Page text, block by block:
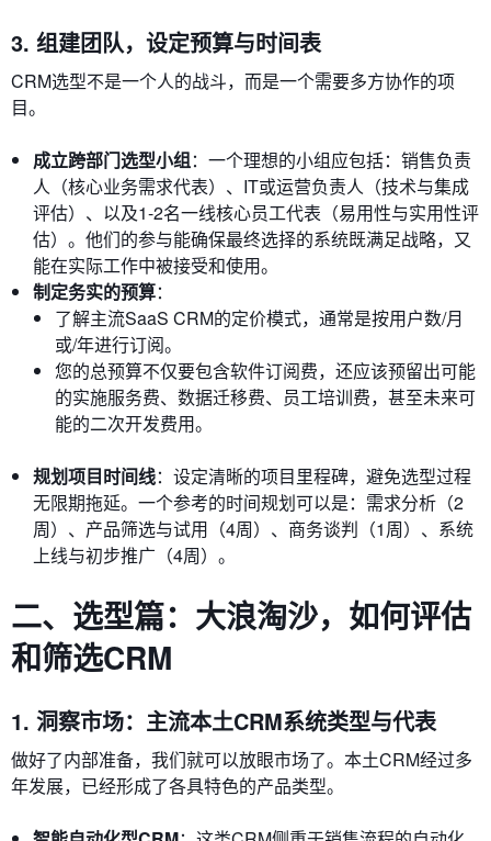
3. 组建团队，设定预算与时间表
CRM选型不是一个人的战斗，而是一个需要多方协作的项
目。
成立跨部门选型小组：一个理想的小组应包括：销售负责
人（核心业务需求代表）、IT或运营负责人（技术与集成
评估）、以及1-2名一线核心员工代表（易用性与实用性评
估）。他们的参与能确保最终选择的系统既满足战略，又
能在实际工作中被接受和使用。
制定务实的预算：
了解主流SaaS CRM的定价模式，通常是按用户数/月
或/年进行订阅。
您的总预算不仅要包含软件订阅费，还应该预留出可能
的实施服务费、数据迁移费、员工培训费，甚至未来可
能的二次开发费用。
规划项目时间线：设定清晰的项目里程碑，避免选型过程
无限期拖延。一个参考的时间规划可以是：需求分析（2
周）、产品筛选与试用（4周）、商务谈判（1周）、系统
上线与初步推广（4周）。
二、选型篇：大浪淘沙，如何评估
和筛选CRM
1. 洞察市场：主流本土CRM系统类型与代表
做好了内部准备，我们就可以放眼市场了。本土CRM经过多
年发展，已经形成了各具特色的产品类型。